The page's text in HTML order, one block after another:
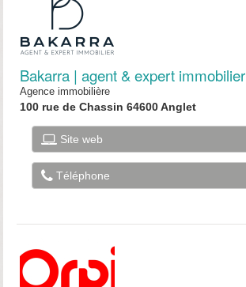
Bakarra | agent & expert immobilier
Agence immobilière
100 rue de Chassin 64600 Anglet
Site web
Téléphone